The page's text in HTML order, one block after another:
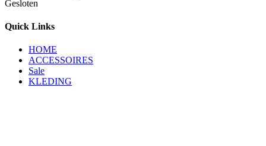
Gesloten
Quick Links
HOME
ACCESSOIRES
Sale
KLEDING